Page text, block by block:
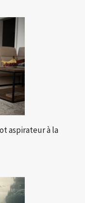
aspirateur à la